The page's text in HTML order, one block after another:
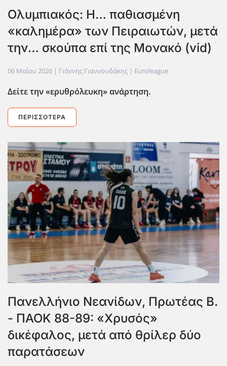
Ολυμπιακός: Η… παθιασμένη
«καλημέρα» των Πειραιωτών, μετά
την… σκούπα επί της Μονακό (vid)
06 Μαΐου 2026 | Γιάννης Γιαννουδάκης | Euroleague
Δείτε την «ερυθρόλευκη» ανάρτηση.
ΠΕΡΙΣΣΌΤΕΡΑ
Πανελλήνιο Νεανίδων, Πρωτέας Β.
- ΠΑΟΚ 88-89: «Χρυσός»
δικέφαλος, μετά από θρίλερ δύο
παρατάσεων